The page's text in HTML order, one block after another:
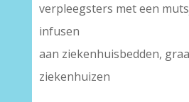
verpleegsters met een
infusen
aan ziekenhuisbedden,
ziekenhuizen